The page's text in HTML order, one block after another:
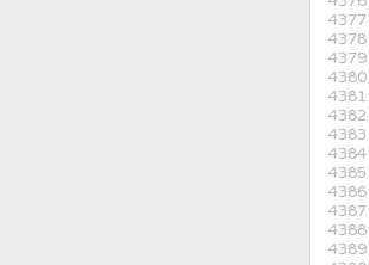
4377
4378
4379
4380
4381
4382
4383
4384
4385
4386
4387
4388
4389